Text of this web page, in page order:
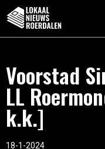
Voorstad
LL
k.k.]
18-1-2024